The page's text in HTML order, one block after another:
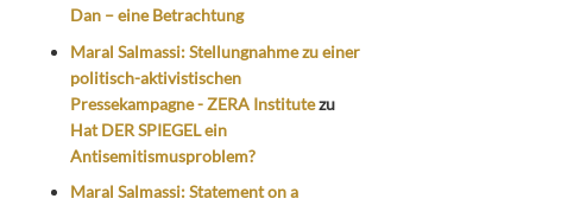
Dan – eine Betrachtung
Maral Salmassi: Stellungnahme zu einer
politisch-aktivistischen
Pressekampagne - ZERA Institutezu
Hat DER SPIEGEL ein
Antisemitismusproblem?
Maral Salmassi: Statement on a